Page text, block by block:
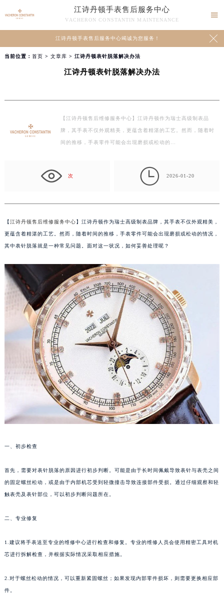
江诗丹顿手表售后服务中心
VACHERON CONSTANTIN MAINTENANCE

江诗丹顿手表售后服务中心竭诚为您服务！ 
当前位置： 首页 > 文章库 > 江诗丹顿表针脱落解决办法
江诗丹顿表针脱落解决办法
【江诗丹顿售后维修服务中心】江诗丹顿作为瑞士高级制表品
牌，其手表不仅外观精美，更蕴含着精湛的工艺。然而，随着时
间的推移，手表零件可能会出现磨损或松动的…
次  2026-01-20
【江诗丹顿售后维修服务中心】江诗丹顿作为瑞士高级制表品牌，其手表不仅外观精美，
更蕴含着精湛的工艺。然而，随着时间的推移，手表零件可能会出现磨损或松动的情况，
其中表针脱落就是一种常见问题。面对这一状况，如何妥善处理呢？
一、初步检查
首先，需要对表针脱落的原因进行初步判断。可能是由于长时间佩戴导致表针与表壳之间
的固定螺丝松动，或是由于内部机芯受到轻微撞击导致连接部件受损。通过仔细观察和轻
触表壳及表针部位，可以初步判断问题所在。
二、专业修复
1.建议将手表送至专业的维修中心进行检查和修复。专业的维修人员会使用精密工具对机
芯进行拆解检查，并根据实际情况采取相应措施。
2.对于螺丝松动的情况，可以重新紧固螺丝；如果发现内部零件损坏，则需要更换相应部
件。